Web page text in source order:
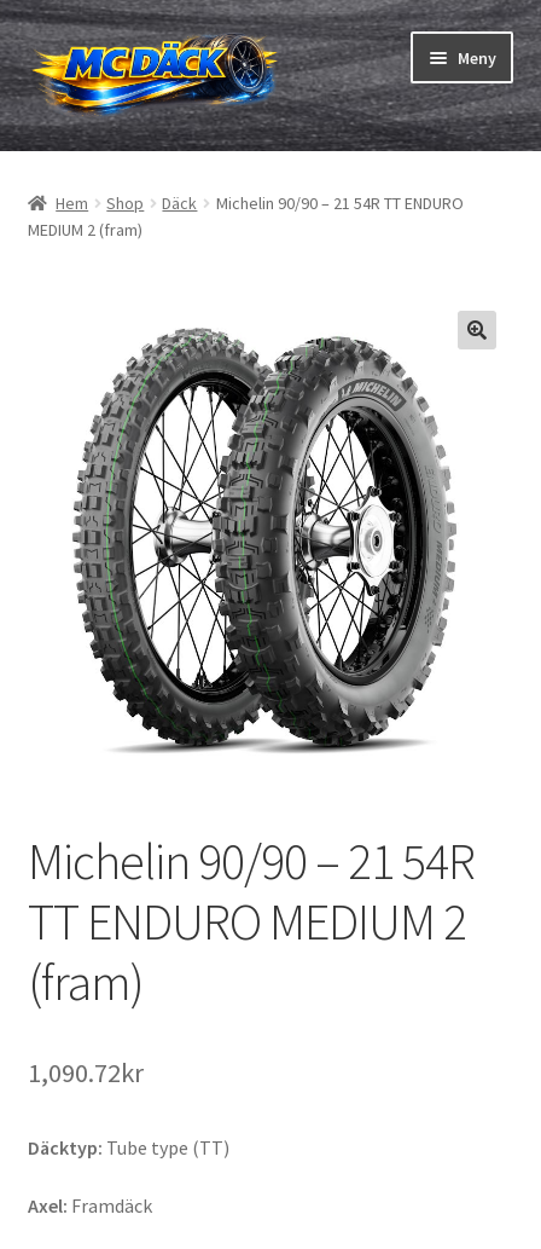
Hoppa
till
navigering
Hoppa
till
innehåll
Meny
Däck
Slangar & fälgband
Däcktest
Märken
Om oss
Hem Shop Däck
Michelin 90/90 – 21 54R TT ENDURO
MEDIUM 2 (fram)
Michelin 90/90 – 21 54R
TT ENDURO MEDIUM 2
(fram)
1,090.72kr
Däcktyp: Tube type (TT)
Axel: Framdäck